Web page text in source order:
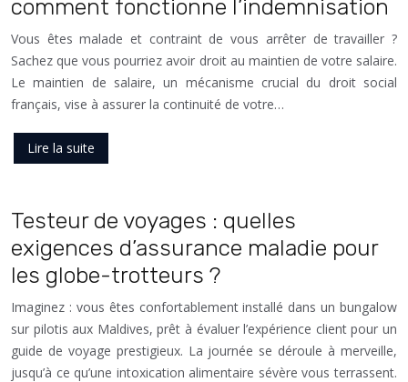
comment fonctionne l’indemnisation
Vous êtes malade et contraint de vous arrêter de travailler ?
Sachez que vous pourriez avoir droit au maintien de votre salaire.
Le maintien de salaire, un mécanisme crucial du droit social
français, vise à assurer la continuité de votre…
Lire la suite
Testeur de voyages : quelles
exigences d’assurance maladie pour
les globe-trotteurs ?
Imaginez : vous êtes confortablement installé dans un bungalow
sur pilotis aux Maldives, prêt à évaluer l’expérience client pour un
guide de voyage prestigieux. La journée se déroule à merveille,
jusqu’à ce qu’une intoxication alimentaire sévère vous terrassent.